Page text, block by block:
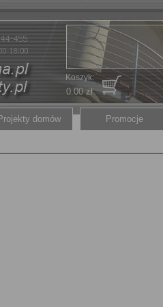
domów Promocje
0.00 zł
Koszyk: